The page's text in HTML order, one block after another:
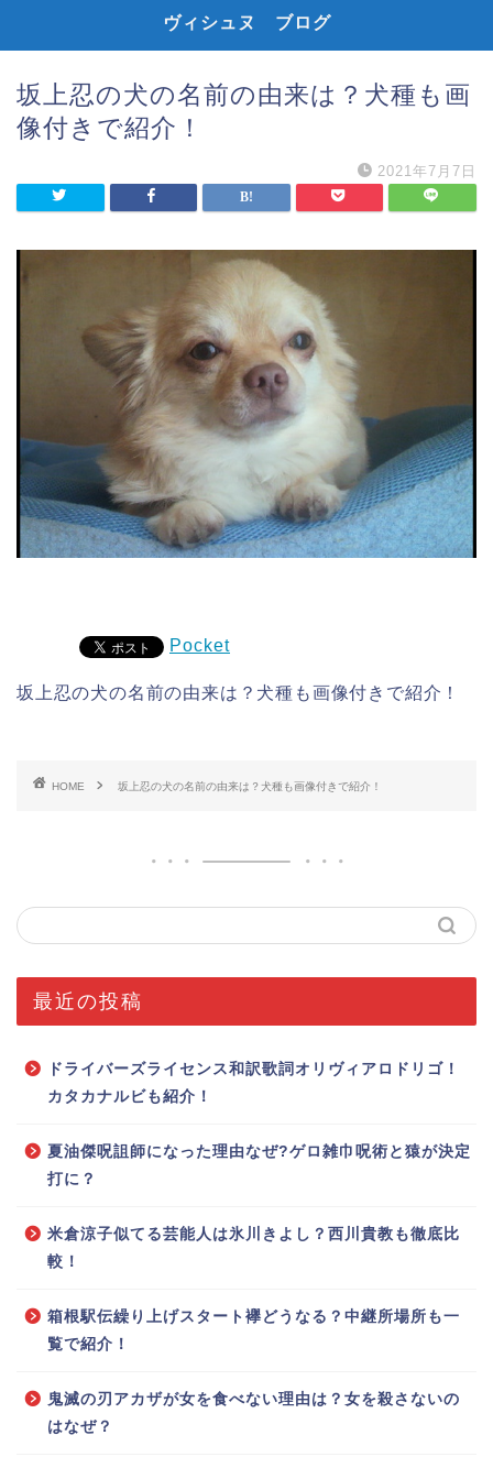
ヴィシュヌ ブログ
坂上忍の犬の名前の由来は？犬種も画
像付きで紹介！
2021年7月7日
Pocket
坂上忍の犬の名前の由来は？犬種も画像付きで紹介！
HOME 坂上忍の犬の名前の由来は？犬種も画像付きで紹介！
最近の投稿
ドライバーズライセンス和訳歌詞オリヴィアロドリゴ！
カタカナルビも紹介！
夏油傑呪詛師になった理由なぜ?ゲロ雑巾呪術と猿が決定
打に？
米倉涼子似てる芸能人は氷川きよし？西川貴教も徹底比
較！
箱根駅伝繰り上げスタート襷どうなる？中継所場所も一
覧で紹介！
鬼滅の刃アカザが女を食べない理由は？女を殺さないの
はなぜ？